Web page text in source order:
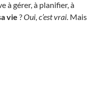
à gérer, à planifier, à
vie ?Oui, c’est vrai. Mais